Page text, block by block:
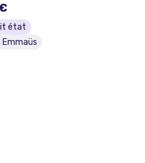
état
Emmaüs